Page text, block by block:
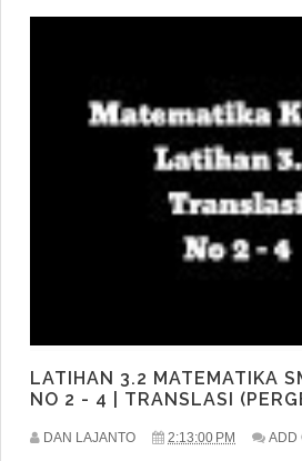
LATIHAN 3.2 MATEMATIKA
NO 2 - 4 | TRANSLASI
DAN LAJANTO 2:13:00 PM ADD